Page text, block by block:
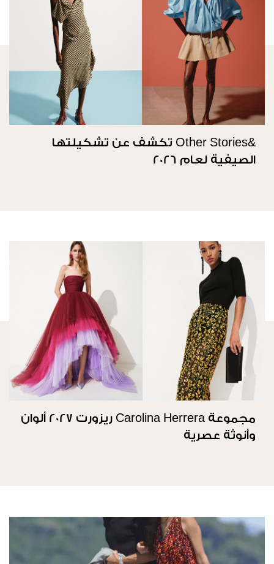
&Other Stories تكشف عن تشكيلتها
الصيفية لعام 2026
مجموعة Carolina Herrera ريزورت 2027 ألوان
وأنوثة عصرية